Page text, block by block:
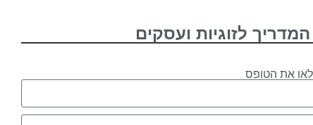
המדריך לזוגיות ועסקים
את הטופס